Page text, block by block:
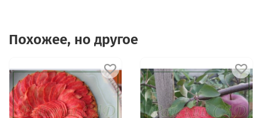
Похожее, но другое